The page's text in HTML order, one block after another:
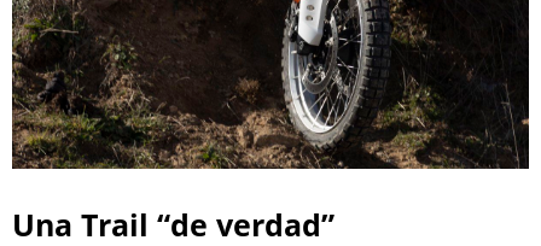
Una Trail “de verdad”